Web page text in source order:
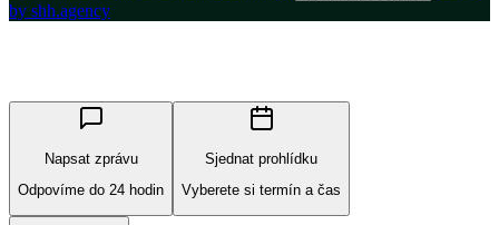
by shh.agency
Napsat zprávu
Odpovíme do 24 hodin
Sjednat prohlídku
Vyberete si termín a čas